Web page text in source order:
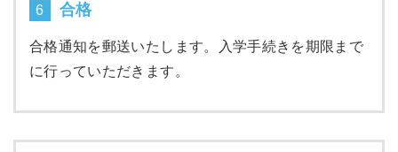
6 合格
合格通知を郵送いたします。入学手続きを期限まで
に行っていただきます。